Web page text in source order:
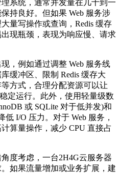
系统，通常并发量在几十到一
持良好。但如果 Web 服务涉
量写操作或查询，Redis 缓存
现瓶颈，表现为响应慢、请求
例如通过调整 Web 服务线
缓冲区、限制 Redis 缓存大
方式，合理分配资源可以让
定运行。此外，使用轻量级数
或 SQLite 对于低并发)和
I/O 压力。对于 Web 服务，
算量操作，减少 CPU 直接占
考虑，一台2H4G云服务器
如果流量增加或业务扩展，建